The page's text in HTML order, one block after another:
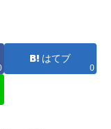
はてブ
0